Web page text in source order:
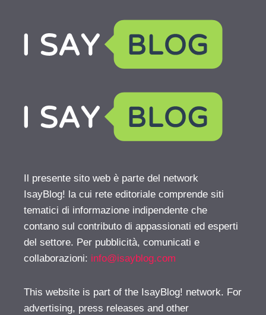
Il presente sito web è parte del network
IsayBlog! la cui rete editoriale comprende siti
tematici di informazione indipendente che
contano sul contributo di appassionati ed esperti
del settore. Per pubblicità, comunicati e
collaborazioni: info@isayblog.com
This website is part of the IsayBlog! network. For
advertising, press releases and other